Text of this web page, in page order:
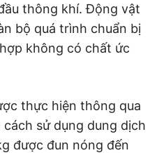
thông khí. Động vật
bộ quá trình chuẩn bị
không có chất ức
thực hiện thông qua
sử dụng dung dịch
được đun nóng đến